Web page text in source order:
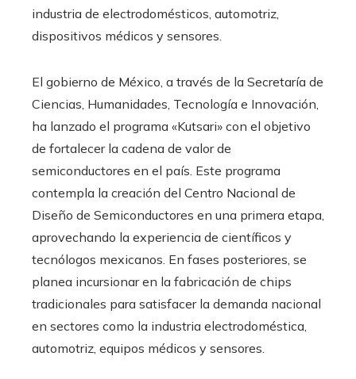
industria de electrodomésticos, automotriz,
dispositivos médicos y sensores.
El gobierno de México, a través de la Secretaría de
Ciencias, Humanidades, Tecnología e Innovación,
ha lanzado el programa «Kutsari» con el objetivo
de fortalecer la cadena de valor de
semiconductores en el país. Este programa
contempla la creación del Centro Nacional de
Diseño de Semiconductores en una primera etapa,
aprovechando la experiencia de científicos y
tecnólogos mexicanos. En fases posteriores, se
planea incursionar en la fabricación de chips
tradicionales para satisfacer la demanda nacional
en sectores como la industria electrodoméstica,
automotriz, equipos médicos y sensores.